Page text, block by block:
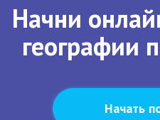
Начни
географии
Начать